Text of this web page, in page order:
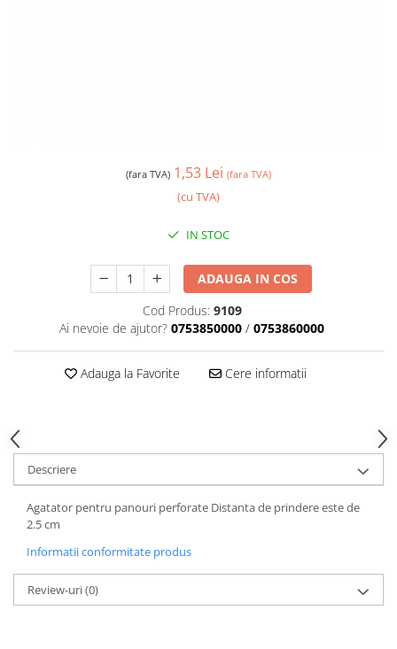
(fara TVA) 1,53 Lei (fara TVA)
(cu TVA)
IN STOC
ADAUGA IN COS
Cod Produs: 9109
Ai nevoie de ajutor? 0753850000 / 0753860000
Adauga la Favorite Cere informatii
Descriere
Agatator pentru panouri perforate Distanta de prindere este de
2.5 cm
Informatii conformitate produs
Review-uri(0)